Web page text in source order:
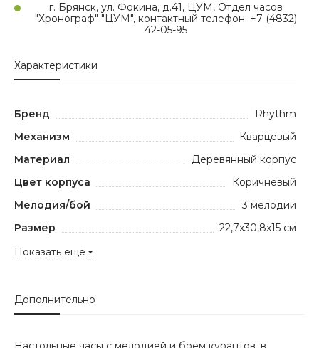
г. Брянск, ул. Фокина, д.41, ЦУМ, Отдел часов
"Хронограф" "ЦУМ", контактный телефон: +7 (4832)
42-05-95
Характеристики
Бренд
Rhythm
Механизм
Кварцевый
Материал
Деревянный корпус
Цвет корпуса
Коричневый
Мелодия/бой
3 мелодии
Размер
22,7х30,8х15 см
Показать ещё
Дополнительно